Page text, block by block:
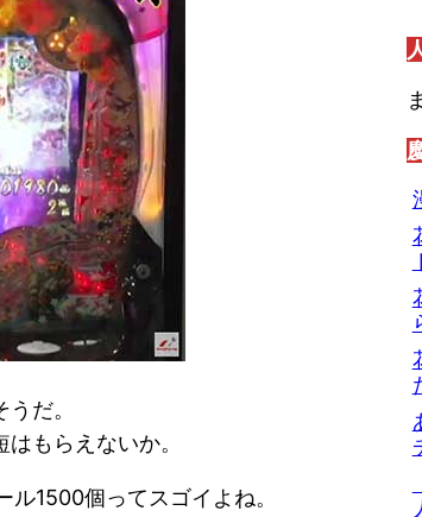
だ。
もらえないか。
1500個ってスゴイよね。